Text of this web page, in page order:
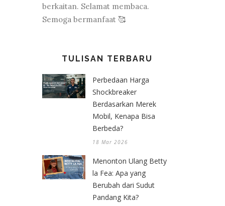
berkaitan. Selamat membaca.
Semoga bermanfaat 🥰
TULISAN TERBARU
Perbedaan Harga
Shockbreaker
Berdasarkan Merek
Mobil, Kenapa Bisa
Berbeda?
18 Mar 2026
Menonton Ulang Betty
la Fea: Apa yang
Berubah dari Sudut
Pandang Kita?